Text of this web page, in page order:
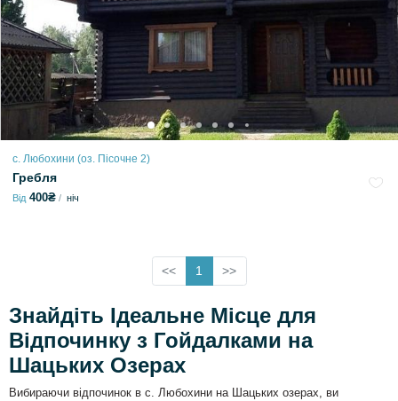
с. Любохини (оз. Пісочне 2)
Гребля
Від 400₴ ніч
<< 1 >>
Знайдіть Ідеальне Місце для
Відпочинку з Гойдалками на
Шацьких Озерах
Вибираючи відпочинок в c. Любохини на Шацьких озерах, ви